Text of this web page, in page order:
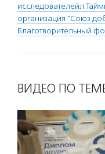
исследователейл
организация "Союз
Благотворительный
ВИДЕО ПО